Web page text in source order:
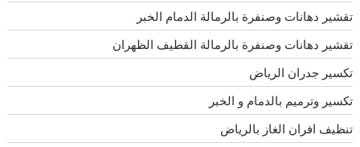
تقشير دهانات وصنفرة بالرمالة الدمام الخبر
تقشير دهانات وصنفرة بالرمالة القطيف الظهران
تكسير جدران الرياض
تكسير وترميم بالدمام و الخبر
تنظيف افران الغاز بالرياض